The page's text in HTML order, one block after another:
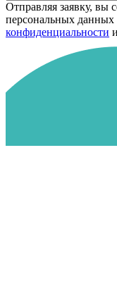
Отправляя заявку, вы
персональных данных
конфиденциальности и